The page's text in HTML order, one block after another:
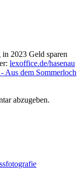
2023 Geld sparen
lexoffice.de/hasenau
Aus dem Sommerloch
abzugeben.